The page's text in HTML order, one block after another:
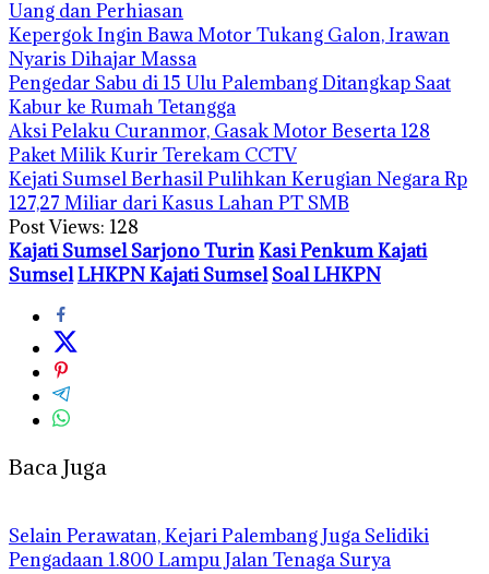
Uang dan Perhiasan
Kepergok Ingin Bawa Motor Tukang Galon, Irawan
Nyaris Dihajar Massa
Pengedar Sabu di 15 Ulu Palembang Ditangkap Saat
Kabur ke Rumah Tetangga
Aksi Pelaku Curanmor, Gasak Motor Beserta 128
Paket Milik Kurir Terekam CCTV
Kejati Sumsel Berhasil Pulihkan Kerugian Negara Rp
127,27 Miliar dari Kasus Lahan PT SMB
Post Views: 128
Kajati Sumsel Sarjono TurinKasi Penkum Kajati
SumselLHKPN Kajati Sumsel Soal LHKPN
Baca Juga
Selain Perawatan, Kejari Palembang Juga Selidiki
Pengadaan 1.800 Lampu Jalan Tenaga Surya